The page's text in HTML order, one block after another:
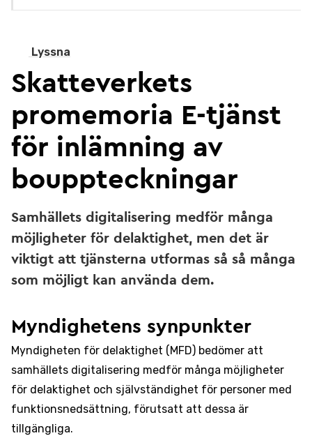
Lyssna
Skatteverkets
promemoria E-tjänst
för inlämning av
bouppteckningar
Samhällets digitalisering medför många
möjligheter för delaktighet, men det är
viktigt att tjänsterna utformas så så många
som möjligt kan använda dem.
Myndighetens synpunkter
Myndigheten för delaktighet (MFD) bedömer att
samhällets digitalisering medför många möjligheter
för delaktighet och självständighet för personer med
funktionsnedsättning, förutsatt att dessa är
tillgängliga.